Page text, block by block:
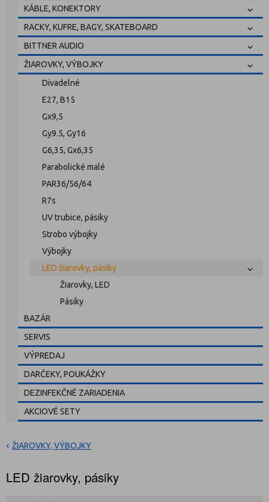
KÁBLE, KONEKTORY
RACKY, KUFRE, BAGY, SKATEBOARD
BITTNER AUDIO
ŽIAROVKY, VÝBOJKY
Divadelné
E27, B15
Gx9,5
Gy9.5, Gy16
G6,35, Gx6,35
Parabolické malé
PAR36/56/64
R7s
UV trubice, pásiky
Strobo výbojky
Výbojky
LED žiarovky, pásiky
Žiarovky, LED
Pásiky
BAZÁR
SERVIS
VÝPREDAJ
DARČEKY, POUKÁŽKY
DEZINFEKČNÉ ZARIADENIA
AKCIOVÉ SETY
ŽIAROVKY, VÝBOJKY
LED žiarovky, pásiky